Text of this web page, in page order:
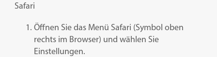
Safari
Öffnen Sie das Menü Safari (Symbol oben
rechts im Browser) und wählen Sie
Einstellungen.